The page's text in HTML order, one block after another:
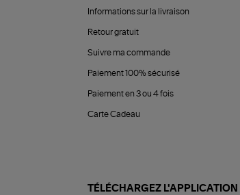
Informations sur la livraison
Retour gratuit
Suivre ma commande
Paiement 100% sécurisé
Paiement en 3 ou 4 fois
Carte Cadeau
TÉLÉCHARGEZ L'APPLICATION